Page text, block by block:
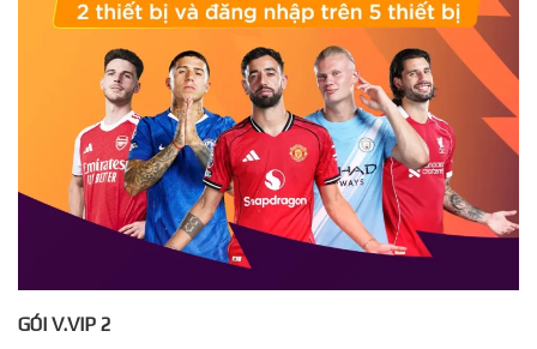
GÓI V.VIP 2